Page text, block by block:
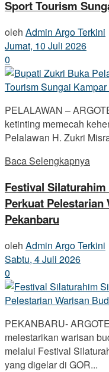
Sport Tourism
oleh Admin Argo Terkini
Jumat, 10 Juli 2026
0
PELALAWAN –
ketinting memecah
Pelalawan H. Zukri
Baca Selengkapnya
Festival
Perkuat
Pekanbaru
oleh Admin Argo Terkini
Sabtu, 4 Juli 2026
0
PEKANBARU-
melestarikan warisan
melalui Festival
yang digelar di GOR...